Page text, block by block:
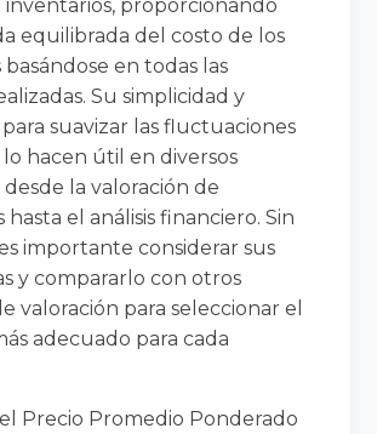
inventarios, proporcionando
equilibrada del costo de los
en todas las
Su simplicidad y
suavizar las fluctuaciones
hacen útil en diversos
la valoración de
hasta el análisis financiero. Sin
importante considerar sus
y compararlo con otros
valoración para seleccionar el
adecuado para cada
Precio Promedio Ponderado